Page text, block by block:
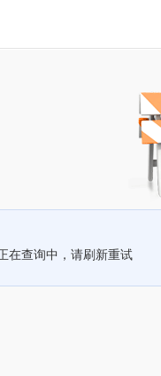
在查询中，请刷新重试